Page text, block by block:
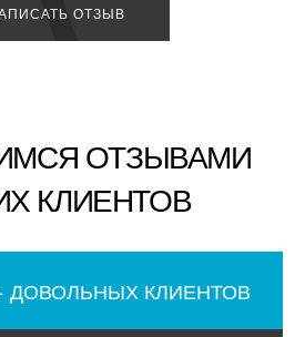
ОТЗЫВ
ОТЗЫВАМИ
КЛИЕНТОВ
ДОВОЛЬНЫХ КЛИЕНТОВ